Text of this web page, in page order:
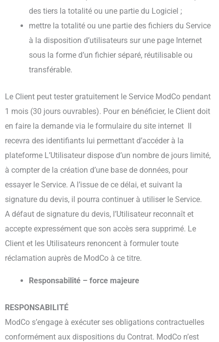
des tiers la totalité ou une partie du Logiciel ;
mettre la totalité ou une partie des fichiers du Service
à la disposition d’utilisateurs sur une page Internet
sous la forme d’un fichier séparé, réutilisable ou
transférable.
Le Client peut tester gratuitement le Service ModCo pendant
1 mois (30 jours ouvrables). Pour en bénéficier, le Client doit
en faire la demande via le formulaire du site internet Il
recevra des identifiants lui permettant d’accéder à la
plateforme L’Utilisateur dispose d’un nombre de jours limité,
à compter de la création d’une base de données, pour
essayer le Service. A l’issue de ce délai, et suivant la
signature du devis, il pourra continuer à utiliser le Service.
A défaut de signature du devis, l’Utilisateur reconnaît et
accepte expressément que son accès sera supprimé. Le
Client et les Utilisateurs renoncent à formuler toute
réclamation auprès de ModCo à ce titre.
Responsabilité – force majeure
RESPONSABILITÉ
ModCo s’engage à exécuter ses obligations contractuelles
conformément aux dispositions du Contrat. ModCo n’est